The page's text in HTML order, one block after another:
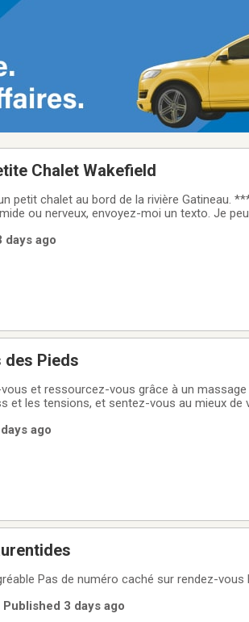
Chalet Wakefield
bord de la rivière Gatineau. ***Prenez du temps pour
ou nerveux, envoyez-moi un texto. Je
days ago
des Pieds
et ressourcez-vous grâce à un
et les tensions, et sentez-vous au mieux
en
ago
Pas de numéro caché sur rendez-vous
3 days ago